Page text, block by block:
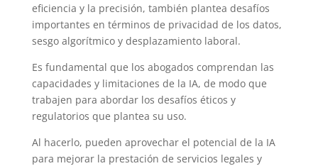
eficiencia y la precisión, también plantea desafíos
importantes en términos de privacidad de los datos,
sesgo algorítmico y desplazamiento laboral.
Es fundamental que los abogados comprendan las
capacidades y limitaciones de la IA, de modo que
trabajen para abordar los desafíos éticos y
regulatorios que plantea su uso.
Al hacerlo, pueden aprovechar el potencial de la IA
para mejorar la prestación de servicios legales y